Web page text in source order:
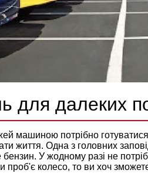
для далеких
машиною потрібно
життя. Одна з головних
У жодному разі не
колесо, то ви хоч зможете